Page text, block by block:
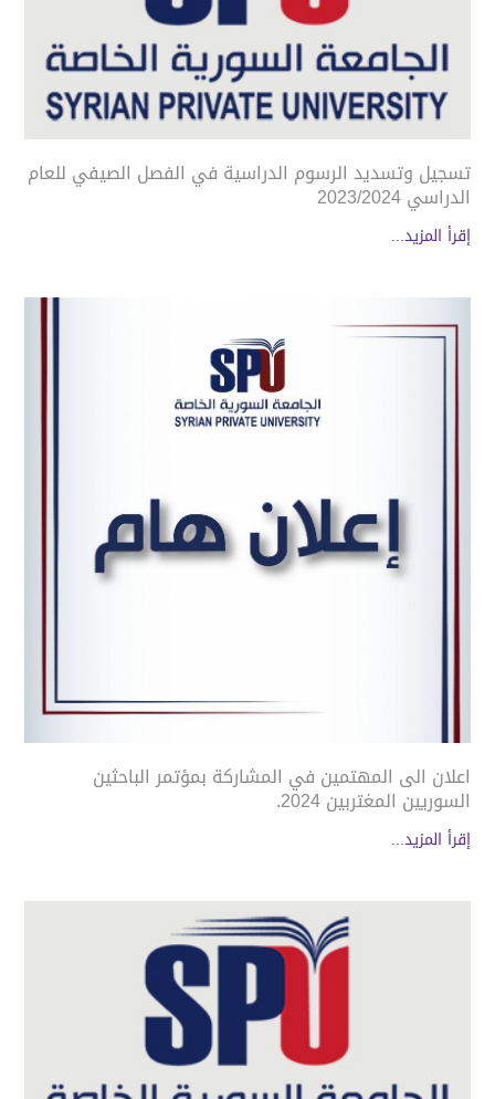
تسجيل وتسديد الرسوم الدراسية في الفصل الصيفي للعام
الدراسي 2023/2024
إقرأ المزيد...
اعلان الى المهتمين في المشاركة بمؤتمر الباحثين
السوريين المغتربين 2024.
إقرأ المزيد...